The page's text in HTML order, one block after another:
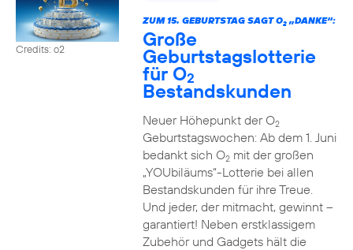
Credits: o2
ZUM 15. GEBURTSTAG SAGT O2„DANKE“:
Große
Geburtstagslotterie
für O2
Bestandskunden
Neuer Höhepunkt der O2
Geburtstagswochen: Ab dem 1. Juni
bedankt sich O2mit der großen
„YOUbiläums“-Lotterie bei allen
Bestandskunden für ihre Treue.
Und jeder, der mitmacht, gewinnt –
garantiert! Neben erstklassigem
Zubehör und Gadgets hält die